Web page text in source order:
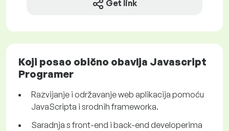
Get link
Koji posao obično obavlja Javascript
Programer
Razvijanje i održavanje web aplikacija pomoću
JavaScripta i srodnih frameworka.
Saradnja s front-end i back-end developerima